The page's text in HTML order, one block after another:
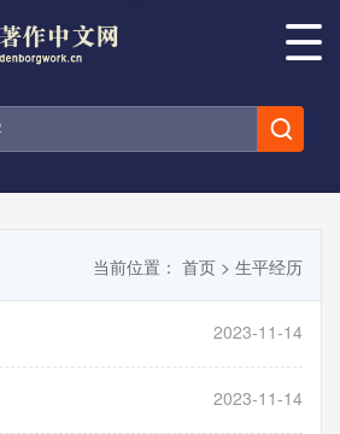
当前位置： 首页 > 生平经历
2023-11-14
2023-11-14